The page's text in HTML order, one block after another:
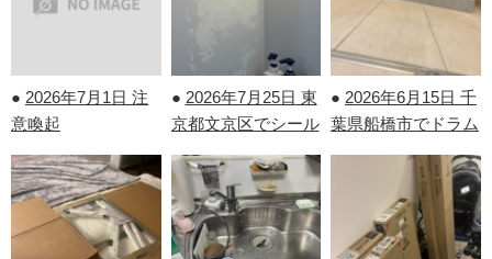
● 2026年7月1日 注
意喚起
● 2026年7月25日 東
京都文京区でシール
た！
● 2026年6月15日 千
葉県船橋市でドラム
を行いました！